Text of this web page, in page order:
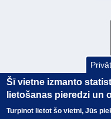
Šī vietne izmanto
lietošanas pieredzi un
Turpinot lietot šo vietni, Jūs